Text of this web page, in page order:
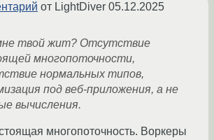
от LightDiver 05.12.2025
твой жит? Отсутствие
многопоточности,
нормальных типов,
под веб-приложения, а не
вычисления.
многопоточность. Воркеры